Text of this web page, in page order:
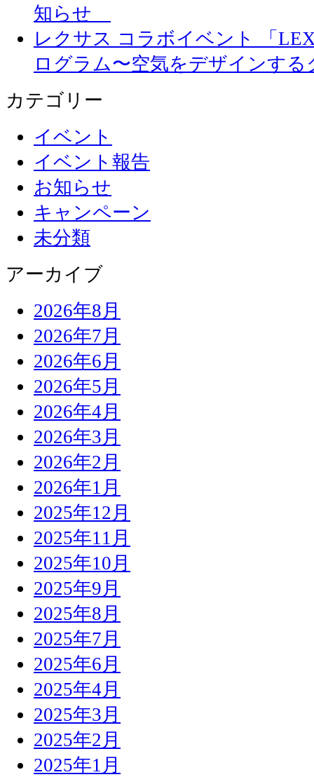
知らせ
レクサス コラボイベント 「
ログラム〜空気をデザインす
カテゴリー
イベント
イベント報告
お知らせ
キャンペーン
未分類
アーカイブ
2026年8月
2026年7月
2026年6月
2026年5月
2026年4月
2026年3月
2026年2月
2026年1月
2025年12月
2025年11月
2025年10月
2025年9月
2025年8月
2025年7月
2025年6月
2025年4月
2025年3月
2025年2月
2025年1月